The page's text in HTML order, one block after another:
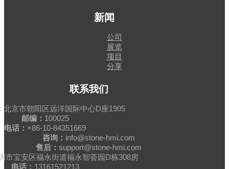
新闻
公司
展览
项目
分享
联系我们
北京市朝阳区远洋国际中心D座1905
邮编： 100025
电话： +86-10-84351669
咨询： info@stone-hmi.com
售后： support@stone-hmi.com
市宝安区福永街道福永智荟园D栋308房
电话： 13161521213